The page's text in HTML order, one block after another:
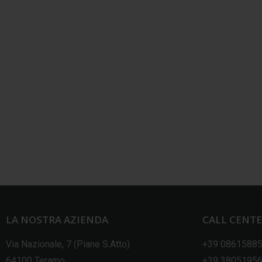
LA NOSTRA AZIENDA
Via Nazionale, 7 (Piane S.Atto)
CALL
+39